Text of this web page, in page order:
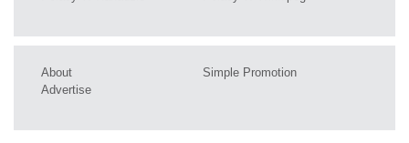
About
Advertise
Simple Promotion